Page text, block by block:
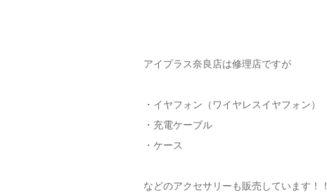
アイプラス奈良店は修理店ですが
・イヤフォン（ワイヤレスイヤフォン）
・充電ケーブル
・ケース
などのアクセサリーも販売しています！！